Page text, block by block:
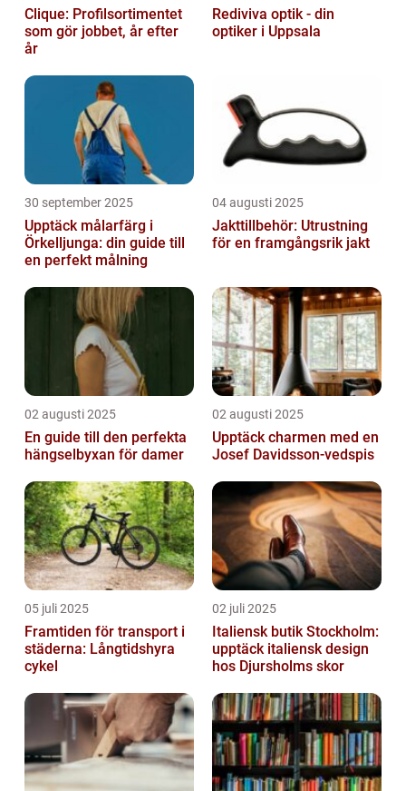
Clique: Profilsortimentet
som gör jobbet, år efter
år
Rediviva optik - din
optiker i Uppsala
30 september 2025
Upptäck målarfärg i
Örkelljunga: din guide till
en perfekt målning
04 augusti 2025
Jakttillbehör: Utrustning
för en framgångsrik jakt
02 augusti 2025
En guide till den perfekta
hängselbyxan för damer
02 augusti 2025
Upptäck charmen med en
Josef Davidsson-vedspis
05 juli 2025
Framtiden för transport i
städerna: Långtidshyra
cykel
02 juli 2025
Italiensk butik Stockholm:
upptäck italiensk design
hos Djursholms skor